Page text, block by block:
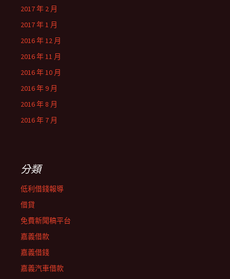
2017 年 2 月
2017 年 1 月
2016 年 12 月
2016 年 11 月
2016 年 10 月
2016 年 9 月
2016 年 8 月
2016 年 7 月
分類
低利借錢報導
借貸
免費新聞稿平台
嘉義借款
嘉義借錢
嘉義汽車借款